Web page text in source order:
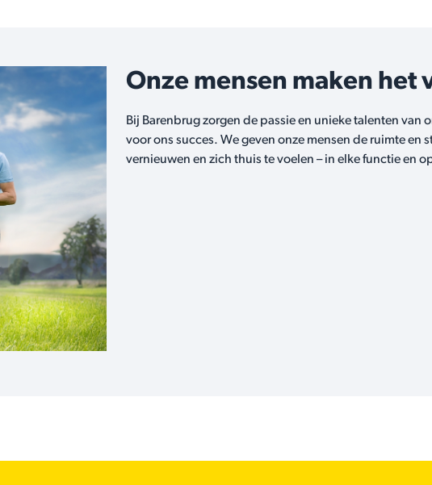
Onze mensen maken het
Bij Barenbrug zorgen de passie en unieke talenten van
voor ons succes. We geven onze mensen de ruimte en
vernieuwen en zich thuis te voelen – in elke functie en